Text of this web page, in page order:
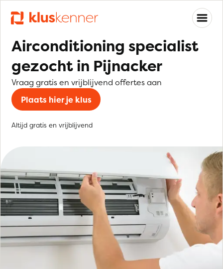
Airconditioning specialist
gezocht in Pijnacker
Vraag gratis en vrijblijvend offertes aan
Plaats hier je klus
Altijd gratis en vrijblijvend